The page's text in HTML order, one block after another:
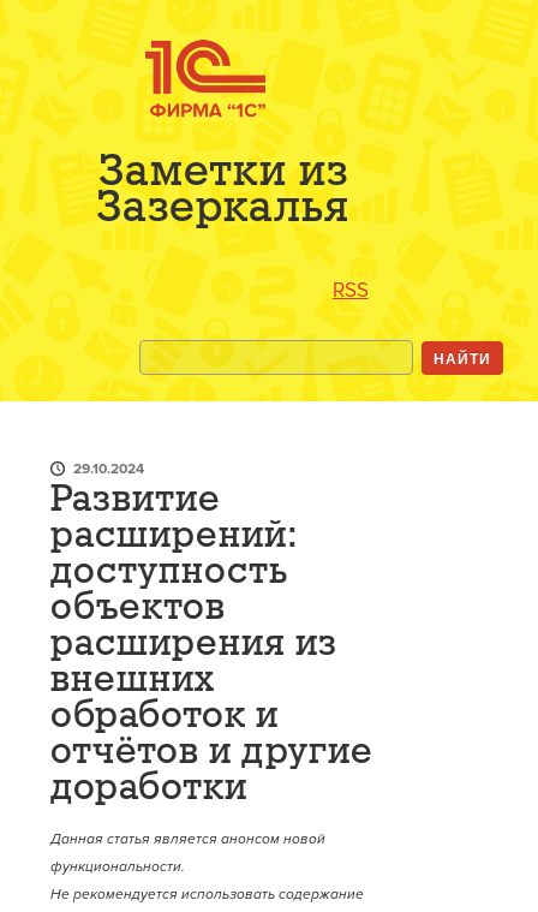
Заметки из
Зазеркалья
RSS
29.10.2024
Развитие
расширений:
доступность
объектов
расширения из
внешних
обработок и
отчётов и другие
доработки
Данная статья является анонсом новой
функциональности.
Не рекомендуется использовать содержание